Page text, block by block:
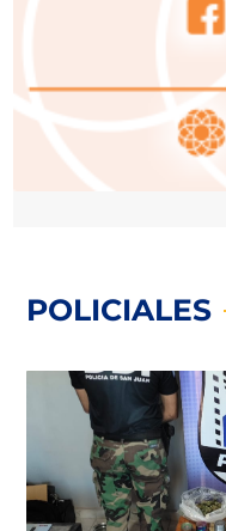
POLICIALES